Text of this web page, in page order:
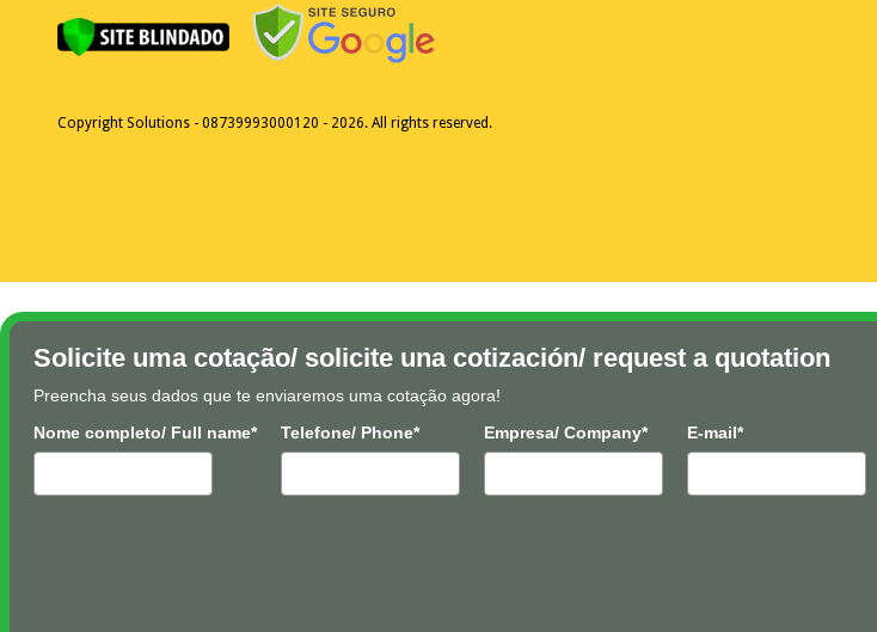
Copyright Solutions - 08739993000120 - 2026. All rights reserved.
Solicite uma cotação/ solicite una cotización/ request a quotation
Preencha seus dados que te enviaremos uma cotação agora!
Nome completo/ Full name*
Telefone/ Phone* Empresa/ Company* E-mail*